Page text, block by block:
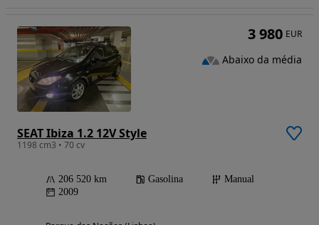
SEAT Ibiza 1.2 12V Style
1198 cm3 • 70 cv
206 520 km Gasolina
Manual
2009
3 980 EUR
Abaixo da média